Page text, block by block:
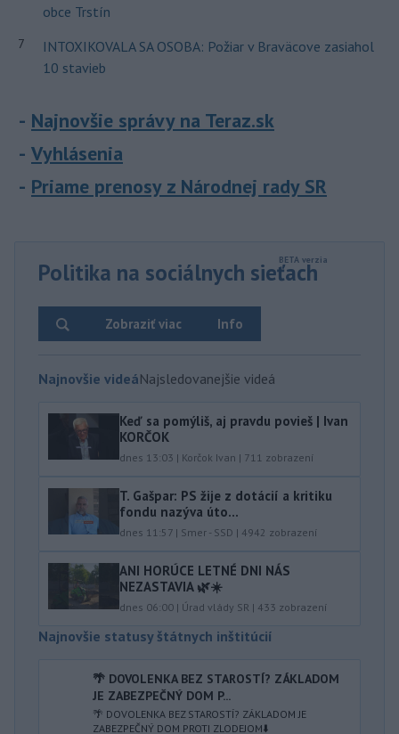
obce Trstín
7
INTOXIKOVALA SA OSOBA: Požiar v Braväcove zasiahol
10 stavieb
Najnovšie správy na Teraz.sk
Vyhlásenia
Priame prenosy z Národnej rady SR
Politika na sociálnych sieťach
Info
Zobraziť viac
Najnovšie videáNajsledovanejšie videá
Keď sa pomýliš, aj pravdu povieš | Ivan
KORČOK
dnes 13:03 | Korčok Ivan | 711 zobrazení
T. Gašpar: PS žije z dotácií a kritiku
fondu nazýva úto...
dnes 11:57 | Smer - SSD | 4942 zobrazení
ANI HORÚCE LETNÉ DNI NÁS
NEZASTAVIA 🌿☀️
dnes 06:00 | Úrad vlády SR | 433 zobrazení
Najnovšie statusy štátnych inštitúcií
🌴 DOVOLENKA BEZ STAROSTÍ? ZÁKLADOM
JE ZABEZPEČNÝ DOM P...
🌴 DOVOLENKA BEZ STAROSTÍ? ZÁKLADOM JE
ZABEZPEČNÝ DOM PROTI ZLODEJOM⬇️